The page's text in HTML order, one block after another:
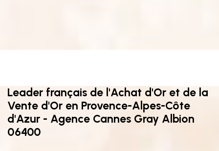
Leader français de l'Achat d'Or et de la
Vente d'Or en Provence-Alpes-Côte
d'Azur - Agence Cannes Gray Albion
06400